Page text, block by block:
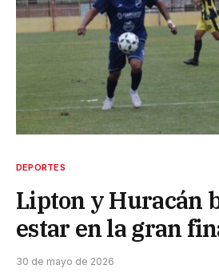
DEPORTES
Lipton y Huracán
estar en la gran
30 de mayo de 2026